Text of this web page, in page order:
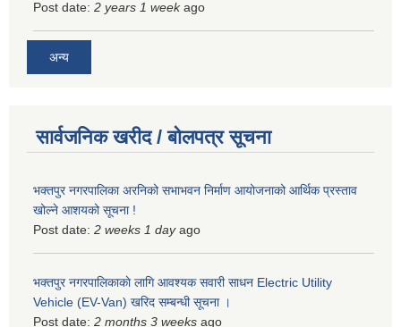
Post date: 2 years 1 weekago
अन्य
सार्वजनिक खरीद / बोलपत्र सूचना
भक्तपुर नगरपालिका अरनिको सभाभवन निर्माण आयोजनाको आर्थिक प्रस्ताव
खोल्ने आशयको सूचना !
Post date: 2 weeks 1 dayago
भक्तपुर नगरपालिकाकाे लागि आवश्यक सवारी साधन Electric Utility
Vehicle (EV-Van) खरिद सम्बन्धी सूचना ।
Post date: 2 months 3 weeks ago